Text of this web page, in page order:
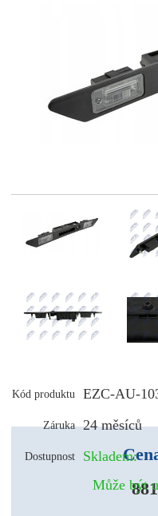
Kód produktu EZC-AU-
Záruka 24 měsíců
Dostupnost
Skladem:
Může být